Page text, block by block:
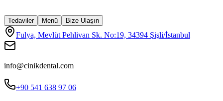
Tedaviler Menü Bize Ulaşın
Fulya, Mevlüt Pehlivan Sk. No:19, 34394 Şişli/İstanbul
info@cinikdental.com
+90 541 638 97 06